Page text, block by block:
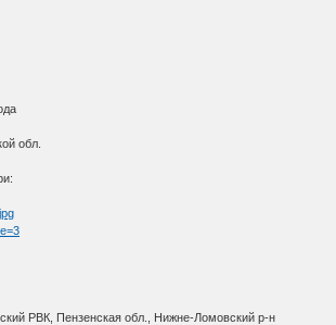
обл.
РВК, Пензенская обл., Нижне-Ломовский р-н